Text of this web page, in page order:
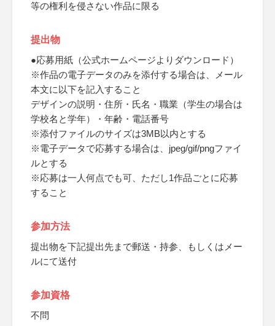
等の権利を侵さない作品に限る
提出物
●応募用紙（公式ホームページよりダウンロード）
※作品の電子データのみを添付する場合は、メール
本文に以下を記入すること
デザインの説明・住所・氏名・職業（学生の場合は
学校名と学年）・年齢・電話番号
※添付ファイルのサイズは3MB以内とする
※電子データで応募する場合は、jpeg/gif/pngファイ
ルとする
※応募は一人何点でも可、ただし1作品ごとに応募
すること
参加方法
提出物を下記提出先まで郵送・持参、もしくはメー
ルにて送付
参加資格
不問